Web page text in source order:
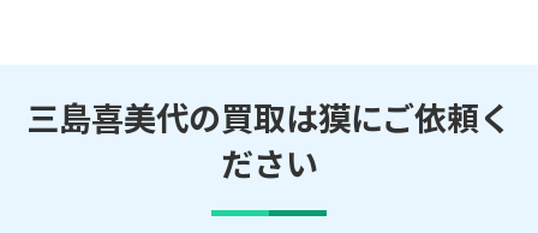
三島喜美代の買取は獏にご依頼く
ださい